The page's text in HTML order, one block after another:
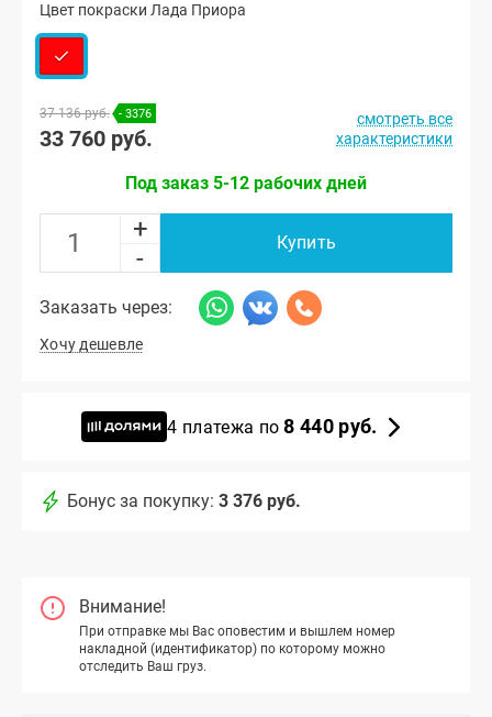
Цвет покраски Лада Приора
37 136 руб. - 3376
33 760 руб.
смотреть все
характеристики
Под заказ 5-12 рабочих дней
+
-
Купить
Заказать через:
Хочу дешевле
4 платежа по8 440 руб.
Бонус за покупку: 3 376 руб.
Внимание!
При отправке мы Вас оповестим и вышлем номер
накладной (идентификатор) по которому можно
отследить Ваш груз.